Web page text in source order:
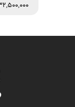
۳۲,۵۰۰,۰۰۰